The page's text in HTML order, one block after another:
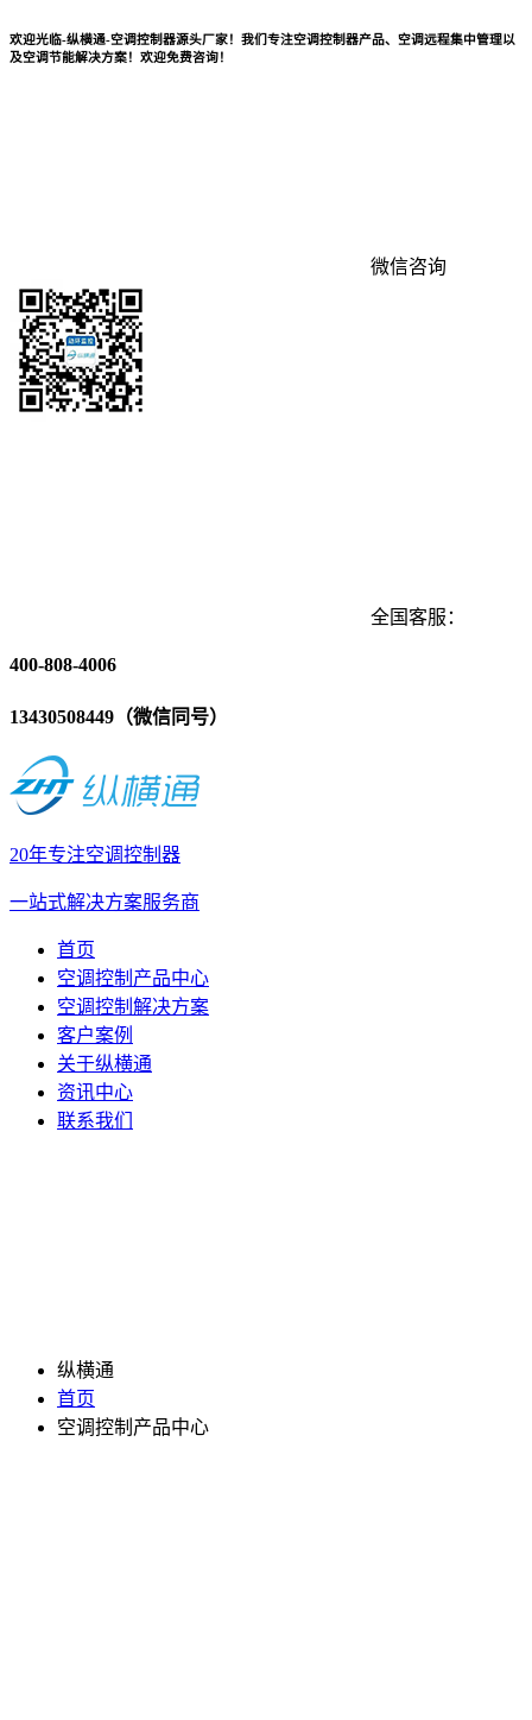
欢迎光临-纵横通-空调控制器源头厂家！我们专注空调控制器产品、空调远程集中管理以
及空调节能解决方案！欢迎免费咨询！
微信咨询
全国客服：
400-808-4006
13430508449（微信同号）
20年专注空调控制器
一站式解决方案服务商
首页
空调控制产品中心
空调控制解决方案
客户案例
关于纵横通
资讯中心
联系我们
纵横通
首页
空调控制产品中心